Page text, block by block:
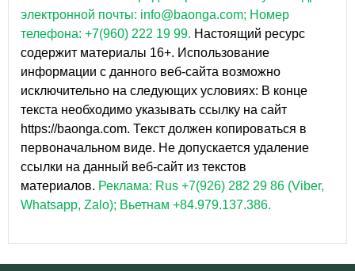
электронной почты: info@baonga.com; Номер
телефона: +7(960) 222 19 99. Настоящий ресурс
содержит материалы 16+. Использование
информации с данного веб-сайта возможно
исключительно на следующих условиях: В конце
текста необходимо указывать ссылку на сайт
https://baonga.com. Текст должен копироваться в
первоначальном виде. Не допускается удаление
ссылки на данный веб-сайт из текстов
материалов. Реклама: Rus +7(926) 282 29 86 (Viber,
Whatsapp, Zalo); Вьетнам +84.979.137.386.